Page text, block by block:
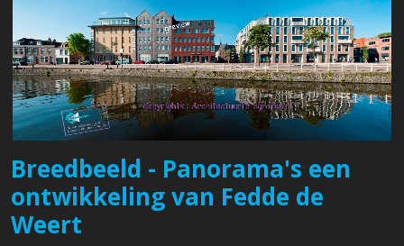
Breedbeeld - Panorama's een
ontwikkeling van Fedde de
Weert